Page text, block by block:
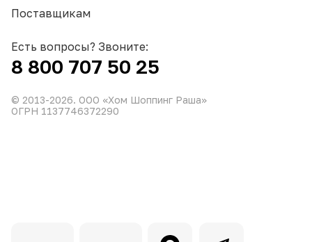
Поставщикам
Есть вопросы? Звоните:
8 800 707 50 25
© 2013-2026. ООО «Хом Шоппинг Раша»
ОГРН 1137746372290